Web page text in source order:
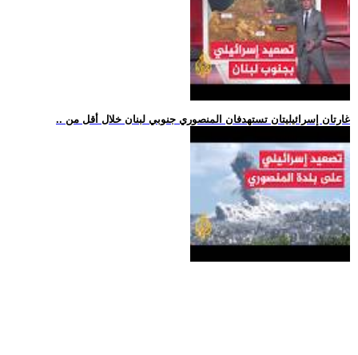
.. غارتان إسرائيليتان تستهدفان المنصوري جنوبي لبنان خلال أقل من